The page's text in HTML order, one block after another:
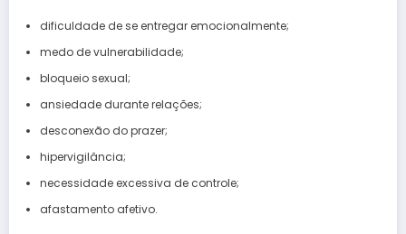
dificuldade de se entregar emocionalmente;
medo de vulnerabilidade;
bloqueio sexual;
ansiedade durante relações;
desconexão do prazer;
hipervigilância;
necessidade excessiva de controle;
afastamento afetivo.